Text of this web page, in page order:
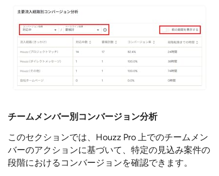
チームメンバー別コンバージョン分析
このセクションでは、Houzz Pro 上でのチームメン
バーのアクションに基づいて、特定の見込み案件の
段階におけるコンバージョンを確認できます。